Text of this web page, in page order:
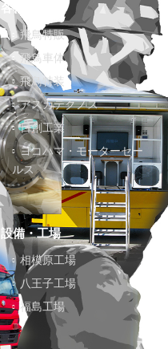
各社紹介
飛鳥特販
飛鳥車体
飛鳥特装
アスカテクノス
日創工業
ヨコハマ・モーターセー
ルス
設備・工場
相模原工場
八王子工場
福島工場